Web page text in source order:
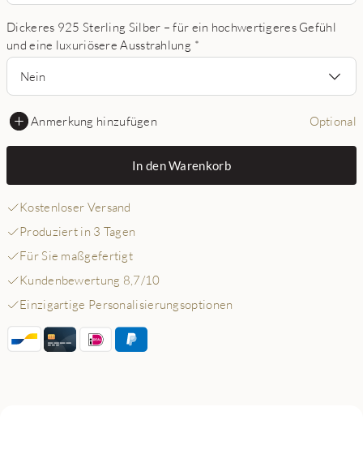
Dickeres 925 Sterling Silber – für ein hochwertigeres Gefühl
und eine luxuriösere Ausstrahlung *
Nein
Anmerkung hinzufügen Optional
In den Warenkorb
Kostenloser Versand
Produziert in 3 Tagen
Für Sie maßgefertigt
Kundenbewertung 8,7/10
Einzigartige Personalisierungsoptionen